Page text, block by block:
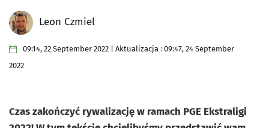
Leon Czmiel
09:14, 22 September 2022 | Aktualizacja : 09:47, 24 September
2022
Czas zakończyć rywalizację w ramach PGE Ekstraligi